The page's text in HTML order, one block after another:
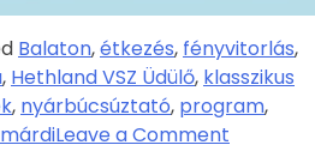
Balaton,étkezés, fényvitorlás,
, Hethland VSZ Üdülő, klasszikus
, nyárbúcsúztató, program,
Leave a Comment